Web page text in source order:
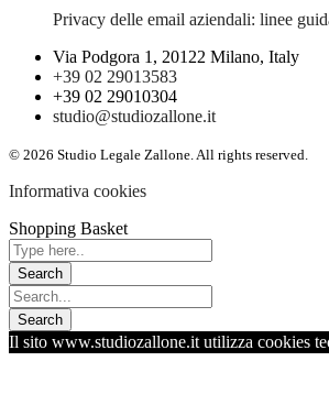
Privacy delle email aziendali: linee
Via Podgora 1, 20122 Milano, Italy
+39 02 29013583
+39 02 29010304
studio@studiozallone.it
© 2026 Studio Legale Zallone. All rights reserved.
Informativa cookies
Shopping Basket
Il sito www.studiozallone.it utilizza cookies